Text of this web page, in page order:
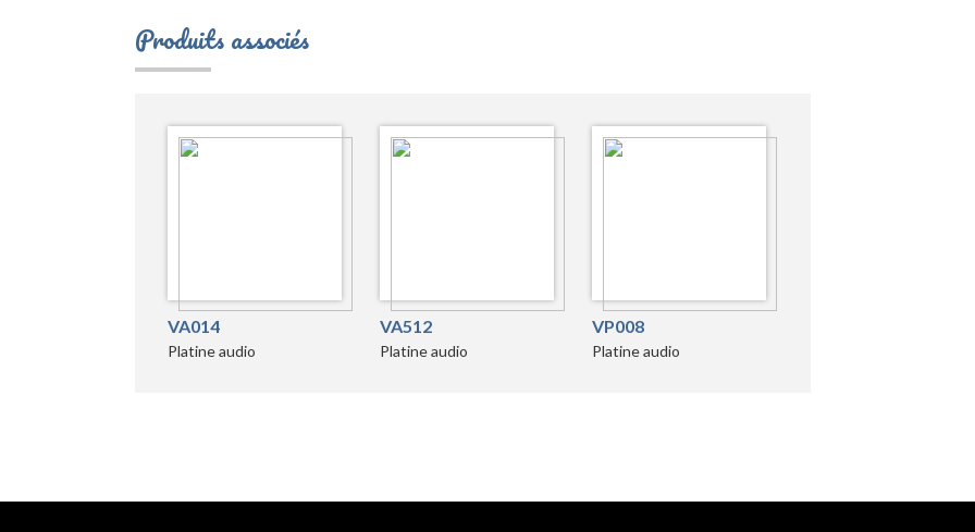
Produits associés
VA014
Platine audio
VA512
Platine audio
VP008
Platine audio